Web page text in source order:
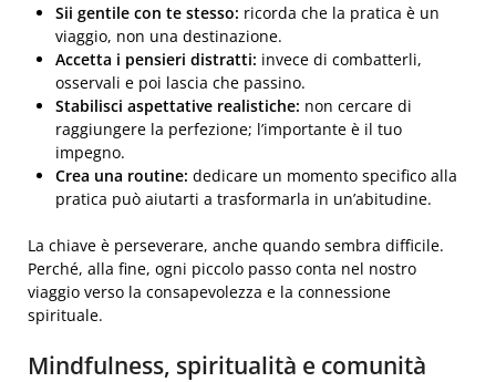
Sii gentile con te stesso: ricorda che la pratica è un
viaggio, non una destinazione.
Accetta i pensieri distratti: invece di combatterli,
osservali e poi lascia che passino.
Stabilisci aspettative realistiche: non cercare di
raggiungere la perfezione; l’importante è il tuo
impegno.
Crea una routine: dedicare un momento specifico alla
pratica può aiutarti a trasformarla in un’abitudine.
La chiave è perseverare, anche quando sembra difficile.
Perché, alla fine, ogni piccolo passo conta nel nostro
viaggio verso la consapevolezza e la connessione
spirituale.
Mindfulness, spiritualità e comunità